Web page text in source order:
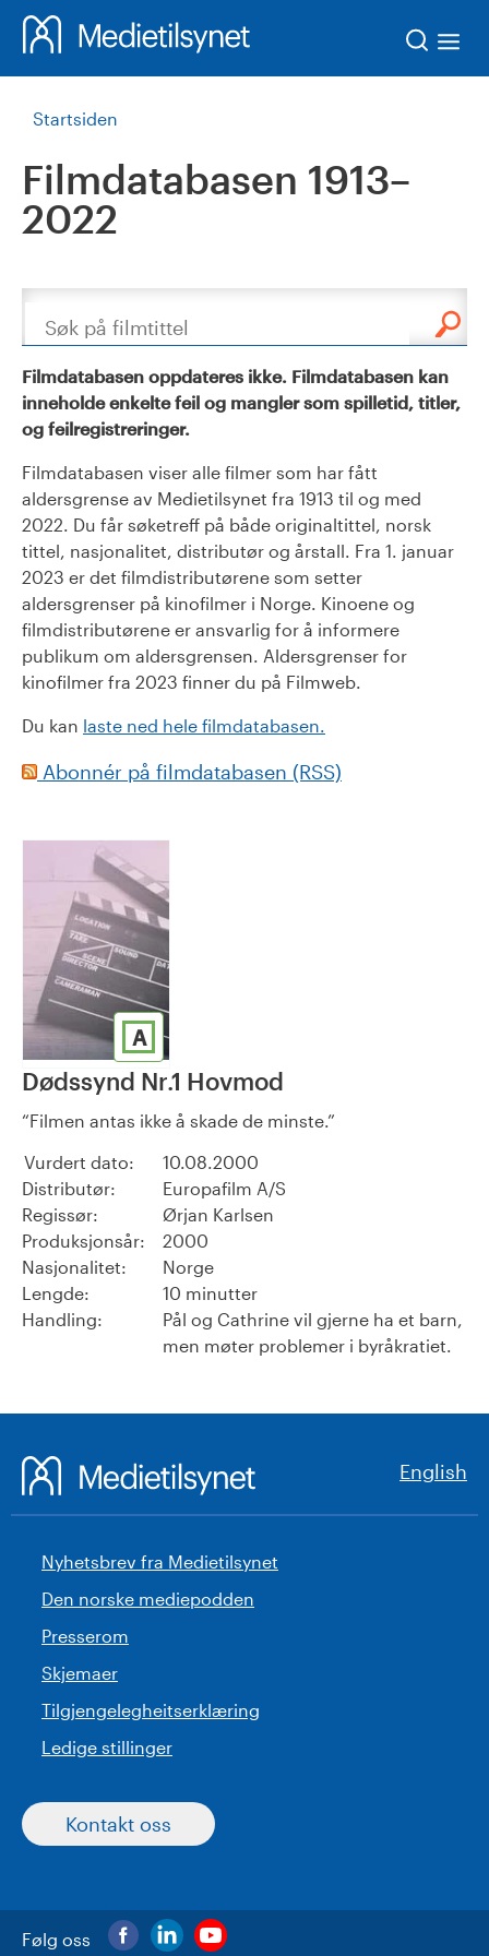
Startsiden
Filmdatabasen 1913–
2022
Søk
Filmdatabasen oppdateres ikke. Filmdatabasen kan
inneholde enkelte feil og mangler som spilletid, titler,
og feilregistreringer.
Filmdatabasen viser alle filmer som har fått
aldersgrense av Medietilsynet fra 1913 til og med
2022. Du får søketreff på både originaltittel, norsk
tittel, nasjonalitet, distributør og årstall. Fra 1. januar
2023 er det filmdistributørene som setter
aldersgrenser på kinofilmer i Norge. Kinoene og
filmdistributørene er ansvarlig for å informere
publikum om aldersgrensen. Aldersgrenser for
kinofilmer fra 2023 finner du på Filmweb.
Du kan laste ned hele filmdatabasen.
Abonnér på filmdatabasen (RSS)
A
Dødssynd Nr.1 Hovmod
Filmen antas ikke å skade de minste.
Vurdert dato:
10.08.2000
Distributør:
Europafilm A/S
Regissør:
Ørjan Karlsen
Produksjonsår:
2000
Nasjonalitet:
Norge
Lengde:
10 minutter
Handling:
Pål og Cathrine vil gjerne ha et barn,
men møter problemer i byråkratiet.
English
Nyhetsbrev fra Medietilsynet
Den norske mediepodden
Presserom
Skjemaer
Tilgjengelegheitserklæring
Ledige stillinger
Kontakt oss
Følg oss